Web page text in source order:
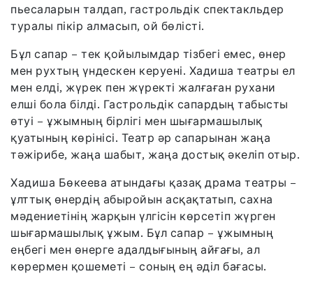
пьесаларын талдап, гастрольдік спектакльдер
туралы пікір алмасып, ой бөлісті.
Бұл сапар – тек қойылымдар тізбегі емес, өнер
мен рухтың үндескен керуені. Хадиша театры ел
мен елді, жүрек пен жүректі жалғаған рухани
елші бола білді. Гастрольдік сапардың табысты
өтуі – ұжымның бірлігі мен шығармашылық
қуатының көрінісі. Театр әр сапарынан жаңа
тәжірибе, жаңа шабыт, жаңа достық әкеліп отыр.
Хадиша Бөкеева атындағы қазақ драма театры –
ұлттық өнердің абыройын асқақтатып, сахна
мәдениетінің жарқын үлгісін көрсетіп жүрген
шығармашылық ұжым. Бұл сапар – ұжымның
еңбегі мен өнерге адалдығының айғағы, ал
көрермен қошеметі – соның ең әділ бағасы.